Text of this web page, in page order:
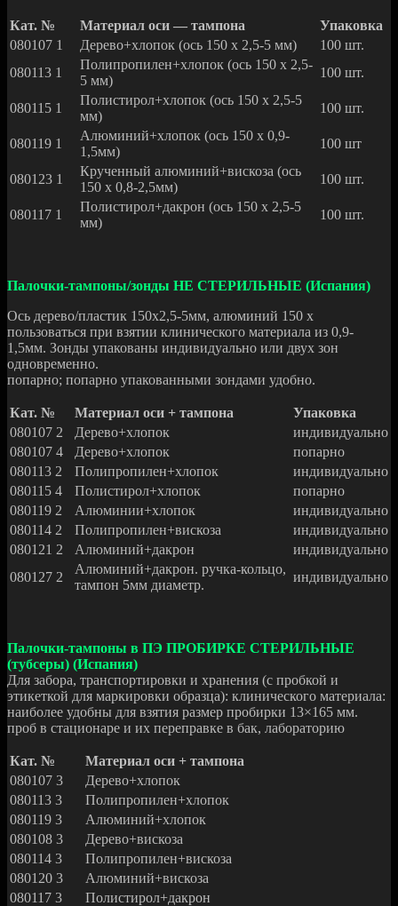
Кат. № Материал оси — тампона
Упаковка
080107 1
Дерево+хлопок (ось 150 х 2,5-5 мм)
100 шт.
080113 1
Полипропилен+хлопок (ось 150 х 2,5-
5 мм)
100 шт.
080115 1
Полистирол+хлопок (ось 150 х 2,5-5
мм)
100 шт.
080119 1
Алюминий+хлопок (ось 150 х 0,9-
1,5мм)
100 шт
080123 1
Крученный алюминий+вискоза (ось
150 х 0,8-2,5мм)
100 шт.
080117 1
Полистирол+дакрон (ось 150 х 2,5-5
мм)
100 шт.
Палочки-тампоны/зонды НЕ СТЕРИЛЬНЫЕ (Испания)
Ось дерево/пластик 150х2,5-5мм, алюминий 150 х
пользоваться при взятии клинического материала из 0,9-
1,5мм. Зонды упакованы индивидуально или двух зон
одновременно.
попарно; попарно упакованными зондами удобно.
Кат. № Материал оси + тампона
Упаковка
080107 2
Дерево+хлопок
индивидуально
080107 4
Дерево+хлопок
попарно
080113 2
Полипропилен+хлопок
индивидуально
080115 4
Полистирол+хлопок
попарно
080119 2
Алюминии+хлопок
индивидуально
080114 2
Полипропилен+вискоза
индивидуально
080121 2
Алюминий+дакрон
индивидуально
080127 2
Алюминий+дакрон. ручка-кольцо,
тампон 5мм диаметр.
индивидуально
Палочки-тампоны в ПЭ ПРОБИРКЕ СТЕРИЛЬНЫЕ
(тубсеры) (Испания)
Для забора, транспортировки и хранения (с пробкой и
этикеткой для маркировки образца): клинического материала:
наиболее удобны для взятия размер пробирки 13×165 мм.
проб в стационаре и их переправке в бак, лабораторию
Кат. №
Материал оси + тампона
080107 3
Дерево+хлопок
080113 3
Полипропилен+хлопок
080119 3
Алюминий+хлопок
080108 3
Дерево+вискоза
080114 3
Полипропилен+вискоза
080120 3
Алюминий+вискоза
080117 3
Полистирол+дакрон